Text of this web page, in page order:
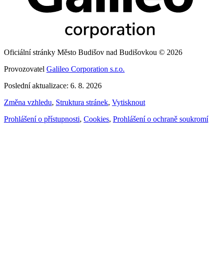
Oficiální stránky Město Budišov nad Budišovkou © 2026
Provozovatel Galileo Corporation s.r.o.
Poslední aktualizace: 6. 8. 2026
Změna vzhledu, Struktura stránek, Vytisknout
Prohlášení o přístupnosti, Cookies, Prohlášení o ochraně soukromí